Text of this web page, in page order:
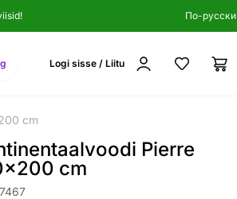
По-русски
Logi sisse / Liitu
cm
Pierre
cm